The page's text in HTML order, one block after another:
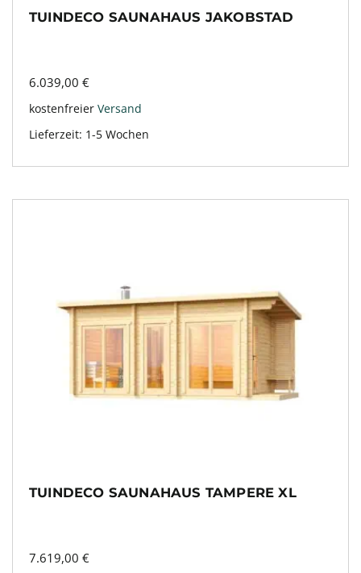
TUINDECO SAUNAHAUS JAKOBSTAD
6.039,00 €
kostenfreier Versand
Lieferzeit: 1-5 Wochen
TUINDECO SAUNAHAUS TAMPERE XL
7.619,00 €